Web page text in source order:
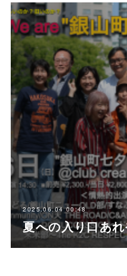
2025.06.04 00:48
夏への入り口あ